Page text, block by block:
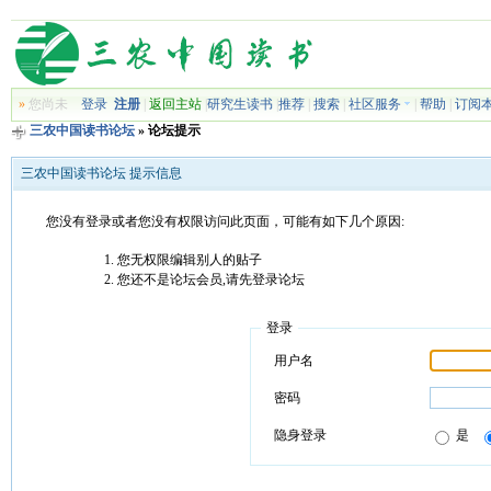
»您尚未 登录 注册| 返回主站| 研究生读书| 推荐| 搜索| 社区服务 帮助
订阅
三农中国读书论坛» 论坛提示
三农中国读书论坛 提示信息
您没有登录或者您没有权限访问此页面，可能有如下几个原因:
您无权限编辑别人的贴子
您还不是论坛会员,请先登录论坛
登录
用户名
密码
隐身登录 是